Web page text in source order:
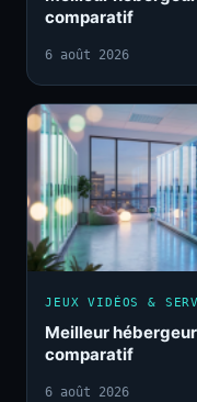
comparatif
6 août 2026
JEUX VIDÉOS &
Meilleur
comparatif
6 août 2026